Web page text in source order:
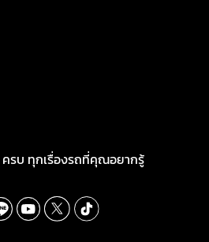
ครบ ทุกเรื่องรถที่คุณอยากรู้